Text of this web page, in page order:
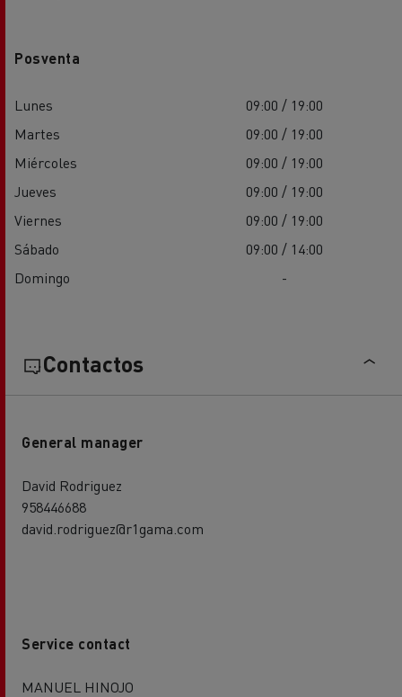
Posventa
Lunes
09:00 / 19:00
Martes
09:00 / 19:00
Miércoles
09:00 / 19:00
Jueves
09:00 / 19:00
Viernes
09:00 / 19:00
Sábado
09:00 / 14:00
Domingo
-
Contactos
General manager
David Rodriguez
958446688
david.rodriguez@r1gama.com
Service contact
MANUEL HINOJO